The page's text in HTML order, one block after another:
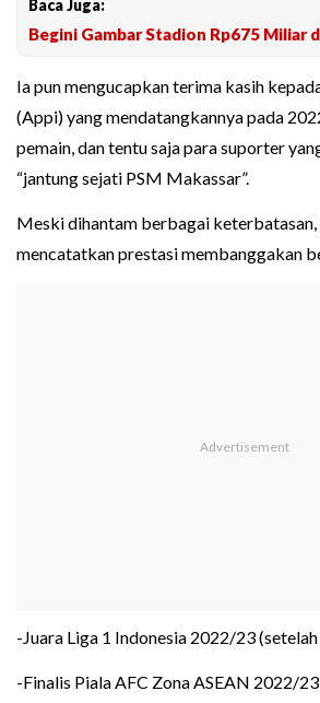
Baca Juga:
Begini Gambar Stadion Rp675 Miliar
Ia pun mengucapkan terima kasih
(Appi) yang mendatangkannya pada
pemain, dan tentu saja para suporter
“jantung sejati PSM Makassar”.
Meski dihantam berbagai
mencatatkan prestasi membanggakan
-Juara Liga 1 Indonesia 2022/23
-Finalis Piala AFC Zona ASEAN 2022/23